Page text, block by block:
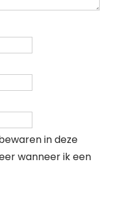
in deze
wanneer ik een